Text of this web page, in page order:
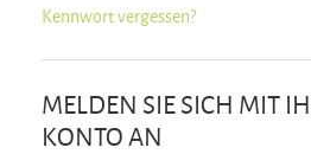
Kennwort vergessen?
MELDEN SIE SICH MIT
KONTO AN